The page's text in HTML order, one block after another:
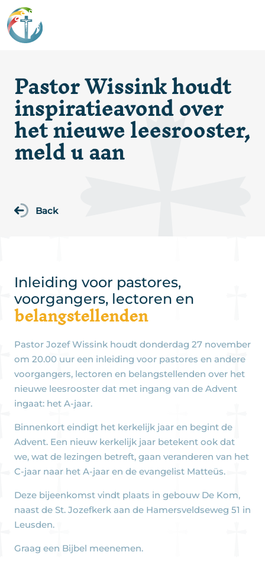
Pastor Wissink houdt
inspiratieavond over
het nieuwe leesrooster,
meld u aan
Back
Inleiding voor pastores,
voorgangers, lectoren en
belangstellenden
Pastor Jozef Wissink houdt donderdag 27 november
om 20.00 uur een inleiding voor pastores en andere
voorgangers, lectoren en belangstellenden over het
nieuwe leesrooster dat met ingang van de Advent
ingaat: het A-jaar.
Binnenkort eindigt het kerkelijk jaar en begint de
Advent. Een nieuw kerkelijk jaar betekent ook dat
we, wat de lezingen betreft, gaan veranderen van het
C-jaar naar het A-jaar en de evangelist Matteüs.
Deze bijeenkomst vindt plaats in gebouw De Kom,
naast de St. Jozefkerk aan de Hamersveldseweg 51 in
Leusden.
Graag een Bijbel meenemen.